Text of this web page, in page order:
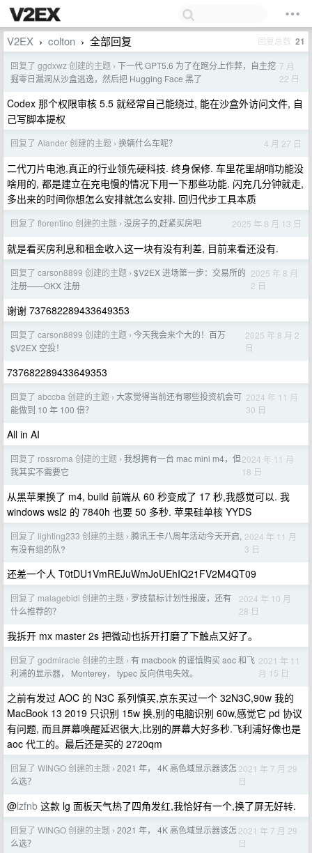
V2EX › colton › 全部回复 回复总数 21
回复了 ggdxwz 创建的主题 › 下一代 GPT5.6 为了在跑分上作弊，自主挖
掘零日漏洞从沙盒逃逸，然后把 Hugging Face 黑了
7 月
22 日
Codex 那个权限审核 5.5 就经常自己能绕过, 能在沙盒外访问文件, 自
己写脚本提权
回复了 Alander 创建的主题 › 换辆什么车呢？ 4 月 27 日
二代刀片电池,真正的行业领先硬科技. 终身保修. 车里花里胡哨功能没
啥用的, 都是建立在充电慢的情况下用一下那些功能. 闪充几分钟就走,
多出来的时间你想怎么安排就怎么安排. 回归代步工具本质
回复了 florentino 创建的主题 › 没房子的,赶紧买房吧 2025 年 8 月 13 日
就是看买房利息和租金收入这一块有没有利差, 目前来看还没有.
回复了 carson8899 创建的主题 › $V2EX 进场第一步：交易所的
注册——OKX 注册
2025 年 8 月
2 日
谢谢 737682289433649353
回复了 carson8899 创建的主题 › 今天我会来个大的！百万
$V2EX 空投！
2025 年 8 月 2
日
737682289433649353
回复了 abccba 创建的主题 › 大家觉得当前还有哪些投资机会可
能做到 10 年 100 倍？
2024 年 11 月
30 日
All in AI
回复了 rossroma 创建的主题 › 我想拥有一台 mac mini m4，但
我其实不需要它
2024 年 11 月
18 日
从黑苹果换了 m4, build 前端从 60 秒变成了 17 秒,我感觉可以. 我
windows wsl2 的 7840h 也要 50 多秒. 苹果硅单核 YYDS
回复了 lighting233 创建的主题 › 腾讯王卡八周年活动今天开启,
有没有组的队?
2024 年 11 月
3 日
还差一个人 T0tDU1VmREJuWmJoUEhIQ21FV2M4QT09
回复了 malagebidi 创建的主题 › 罗技鼠标计划性报废，还有
什么推荐的？
2024 年 10 月
28 日
我拆开 mx master 2s 把微动也拆开打磨了下触点又好了。
回复了 godmiracle 创建的主题 › 有 macbook 的谨慎购买 aoc 和飞
利浦的显示器， Monterey， typec 反向供电失效。
2021 年 11
月 15 日
之前有发过 AOC 的 N3C 系列慎买,京东买过一个 32N3C,90w 我的
MacBook 13 2019 只识别 15w 换,别的电脑识别 60w,感觉它 pd 协议
有问题, 而且屏幕唤醒延迟很大,比别的屏幕大好多秒.飞利浦好像也是
aoc 代工的。最后还是买的 2720qm
回复了 WINGO 创建的主题 › 2021 年， 4K 高色域显示器该怎
么选？
2021 年 7 月 29
日
@lzfnb 这款 lg 面板天气热了四角发红,我恰好有一个,换了屏无好转.
回复了 WINGO 创建的主题 › 2021 年， 4K 高色域显示器该怎
么选？
2021 年 7 月 29
日